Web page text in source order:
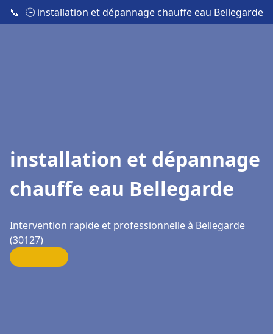
📞 🕒 installation et dépannage chauffe eau Bellegarde
installation et dépannage
chauffe eau Bellegarde
Intervention rapide et professionnelle à Bellegarde
(30127)